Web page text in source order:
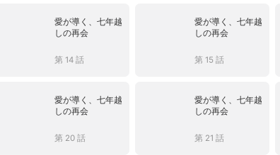
愛が導く、七年越
しの再会
第 14 話
愛が導く、七年越
しの再会
第 15 話
愛が導く、七年越
しの再会
第 20 話
愛が導く、七年越
しの再会
第 21 話